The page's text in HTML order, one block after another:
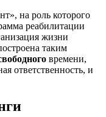
на роль которого
реабилитации
жизни
таким
времени,
ответственность, и